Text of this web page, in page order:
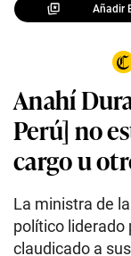
Añadir
Anahí
Perú] no
cargo u
La ministra de
político liderado
claudicado a